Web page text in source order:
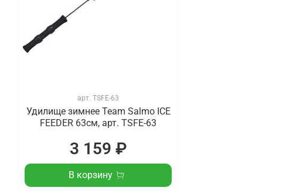
арт.TSFE-63
Удилище зимнее Team Salmo ICE
FEEDER 63см, арт. TSFE-63
3 159 ₽
В корзину